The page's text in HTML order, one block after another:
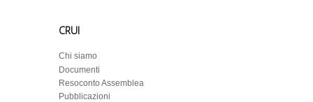
CRUI
Chi siamo
Documenti
Resoconto Assemblea
Pubblicazioni